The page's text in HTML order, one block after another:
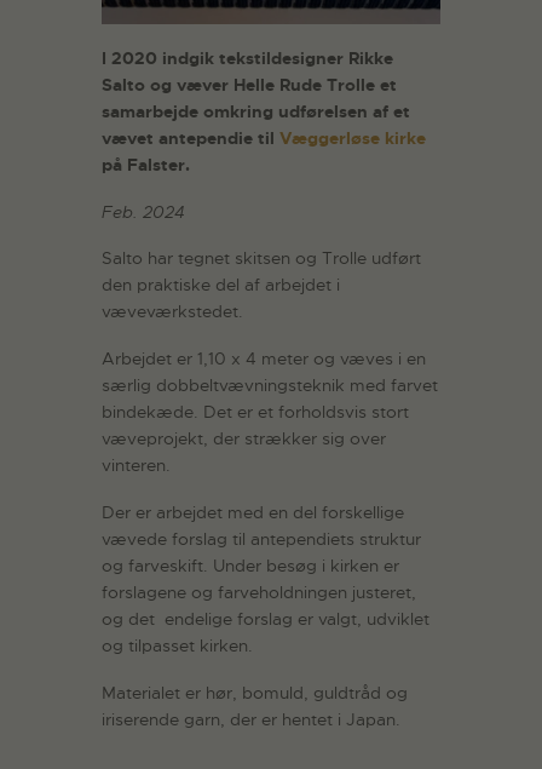
I 2020 indgik tekstildesigner Rikke
Salto og væver Helle Rude Trolle et
samarbejde omkring udførelsen af et
vævet antependie til Væggerløse kirke
på Falster.
Feb. 2024
Salto har tegnet skitsen og Trolle udført
den praktiske del af arbejdet i
væveværkstedet.
Arbejdet er 1,10 x 4 meter og væves i en
særlig dobbeltvævningsteknik med farvet
bindekæde. Det er et forholdsvis stort
væveprojekt, der strækker sig over
vinteren.
Der er arbejdet med en del forskellige
vævede forslag til antependiets struktur
og farveskift. Under besøg i kirken er
forslagene og farveholdningen justeret,
og det endelige forslag er valgt, udviklet
og tilpasset kirken.
Materialet er hør, bomuld, guldtråd og
iriserende garn, der er hentet i Japan.